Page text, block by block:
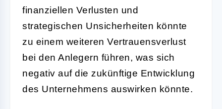
finanziellen Verlusten und
strategischen Unsicherheiten könnte
zu einem weiteren Vertrauensverlust
bei den Anlegern führen, was sich
negativ auf die zukünftige Entwicklung
des Unternehmens auswirken könnte.